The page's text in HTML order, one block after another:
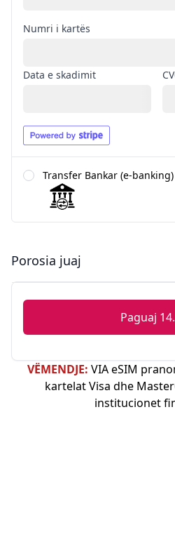
Numri i kartës
Data e skadimit
Transfer Bankar (e-banking)
Porosia juaj
Paguaj
VËMENDJE: VIA eSIM
kartelat Visa dhe
institucionet